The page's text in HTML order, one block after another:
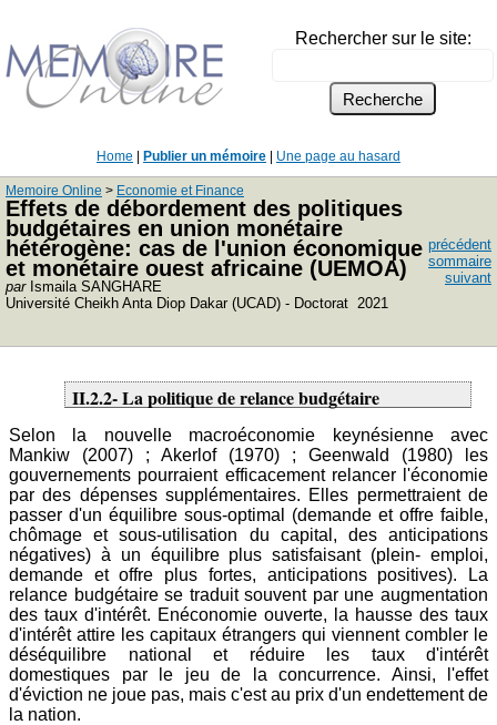
Rechercher sur le site:
Home Publier un mémoire Une page au hasard
Memoire Online > Economie et Finance
Effets de débordement des politiques
budgétaires en union monétaire
hétérogène: cas de l'union économique
et monétaire ouest africaine (UEMOA)
parIsmaila SANGHARE
Université Cheikh Anta Diop Dakar (UCAD) - Doctorat 2021
précédent
sommaire
suivant
II.2.2- La politique de relance budgétaire
Selon la nouvelle macroéconomie keynésienne avec
Mankiw (2007) ; Akerlof (1970) ; Geenwald (1980) les
gouvernements pourraient efficacement relancer l'économie
par des dépenses supplémentaires. Elles permettraient de
passer d'un équilibre sous-optimal (demande et offre faible,
chômage et sous-utilisation du capital, des anticipations
négatives) à un équilibre plus satisfaisant (plein- emploi,
demande et offre plus fortes, anticipations positives). La
relance budgétaire se traduit souvent par une augmentation
des taux d'intérêt. Enéconomie ouverte, la hausse des taux
d'intérêt attire les capitaux étrangers qui viennent combler le
déséquilibre national et réduire les taux d'intérêt
domestiques par le jeu de la concurrence. Ainsi, l'effet
d'éviction ne joue pas, mais c'est au prix d'un endettement de
la nation.